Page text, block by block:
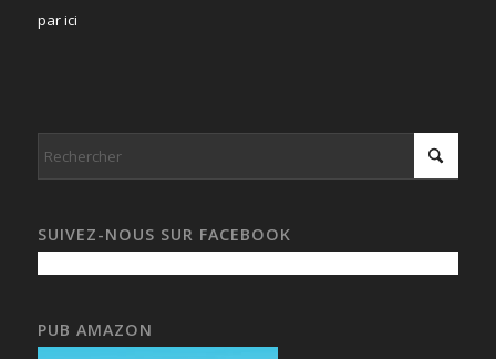
par ici
SUIVEZ-NOUS SUR FACEBOOK
PUB AMAZON